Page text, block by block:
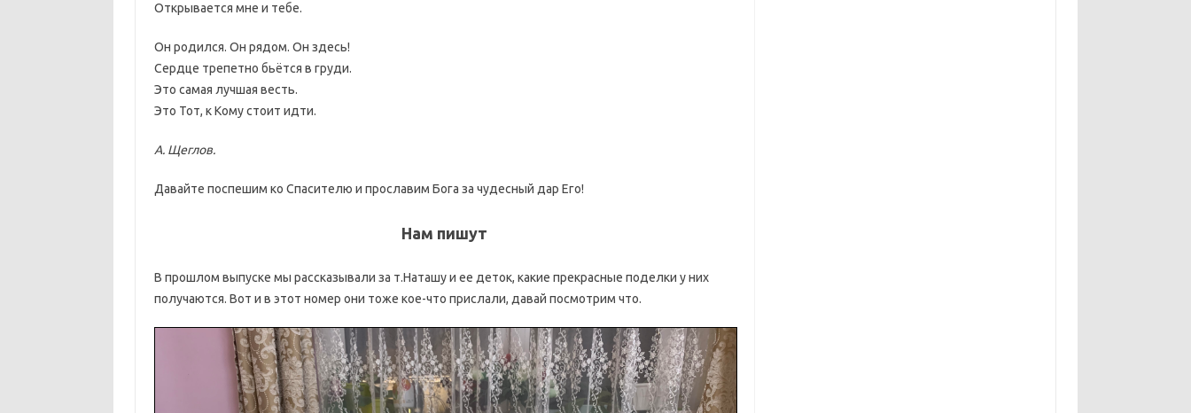
Открывается мне и тебе.
Он родился. Он рядом. Он здесь!
Сердце трепетно бьётся в груди.
Это самая лучшая весть.
Это Тот, к Кому стоит идти.
А. Щеглов.
Давайте поспешим ко Спасителю и прославим Бога за чудесный дар Его!
Нам пишут
В прошлом выпуске мы рассказывали за т.Наташу и ее деток, какие прекрасные поделки у них
получаются. Вот и в этот номер они тоже кое-что прислали, давай посмотрим что.